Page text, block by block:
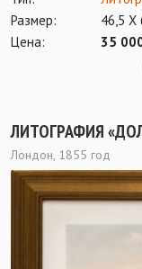
Размер:
46,5 Х
Цена:
35
ЛИТОГРАФИЯ
Лондон, 1855 год